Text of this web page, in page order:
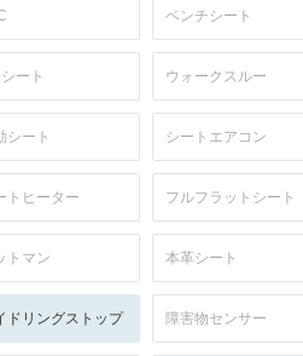
ベンチシート
ート ウォークスルー
シート シートエアコン
トヒーター フルフラットシート
トマン 本革シート
ドリングストップ 障害物センサー